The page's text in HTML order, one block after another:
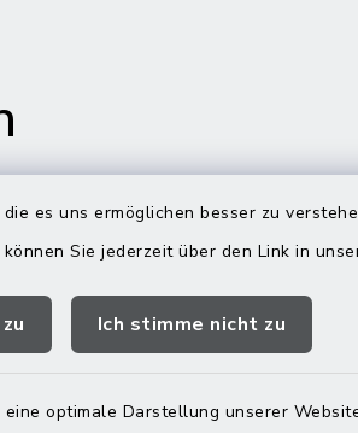
es uns ermöglichen besser zu
Sie jederzeit über den Link in
Ich stimme nicht zu
optimale Darstellung unserer
Rechtmehring
83562 Rechtmehring